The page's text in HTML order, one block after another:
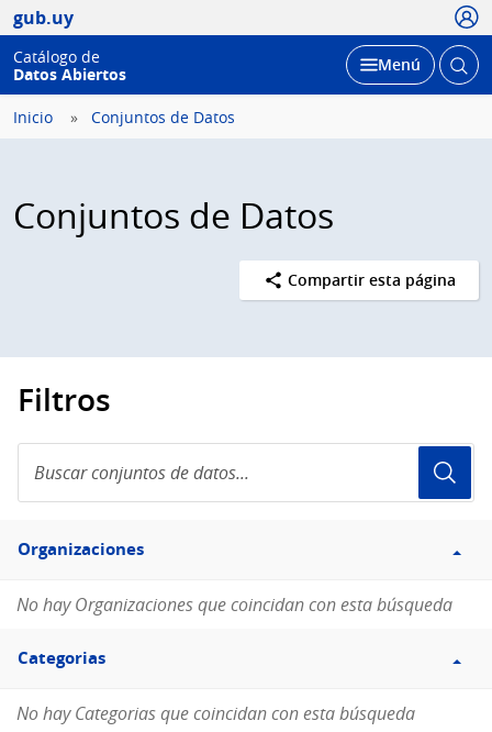
gub.uy
Catálogo de
Datos Abiertos
Desplegar
Menú Abrir
Inicio Conjuntos de Datos
Conjuntos de Datos
Compartir esta página
Filtros
conjuntos
de
Filtro
Organizaciones
Organizaciones
No hay Organizaciones que coincidan con esta búsqueda
Filtro
Categorias
Categorias
No hay Categorias que coincidan con esta búsqueda